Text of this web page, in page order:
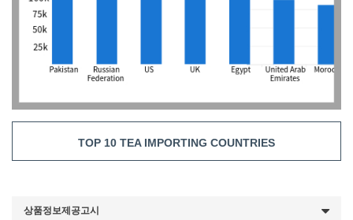
TOP 10 TEA IMPORTING COUNTRIES
상품정보제공고시